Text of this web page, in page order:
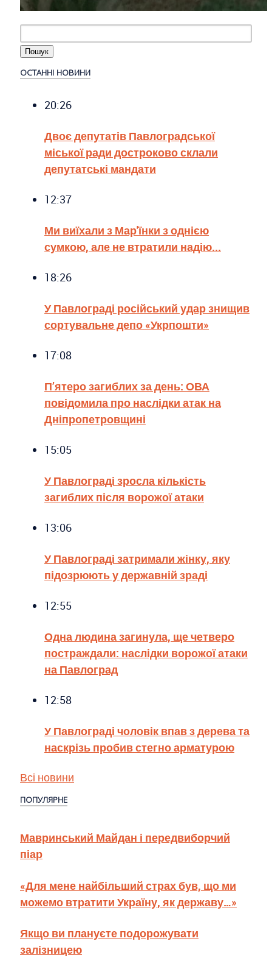
ОСТАННІ НОВИНИ
20:26
Двоє депутатів Павлоградської
міської ради достроково склали
депутатські мандати
12:37
Ми виїхали з Мар'їнки з однією
сумкою, але не втратили надію...
18:26
У Павлограді російський удар знищив
сортувальне депо «Укрпошти»
17:08
П’ятеро загиблих за день: ОВА
повідомила про наслідки атак на
Дніпропетровщині
15:05
У Павлограді зросла кількість
загиблих після ворожої атаки
13:06
У Павлограді затримали жінку, яку
підозрюють у державній зраді
12:55
Одна людина загинула, ще четверо
постраждали: наслідки ворожої атаки
на Павлоград
12:58
У Павлограді чоловік впав з дерева та
наскрізь пробив стегно арматурою
Всі новини
ПОПУЛЯРНЕ
Мавринський Майдан і передвиборчий
піар
«Для мене найбільший страх був, що ми
можемо втратити Україну, як державу…»
Якщо ви плануєте подорожувати
залізницею